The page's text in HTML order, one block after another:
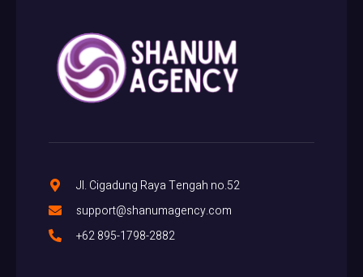
Jl. Cigadung Raya Tengah no.52
support@shanumagency.com
+62 895-1798-2882